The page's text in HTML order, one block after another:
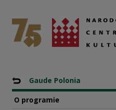
Koncert
Narodowe Centrum Kultury
Nawigacja
Powrót do: Programy
Gaude Polonia
O programie